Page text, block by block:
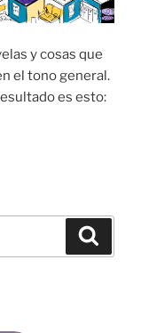
y cosas que
el tono general.
es esto: